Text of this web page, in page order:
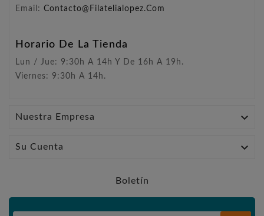
Email: Contacto@filatelialopez.com
Horario De La Tienda
Lun / Jue: 9:30h A 14h Y De 16h A 19h.
Viernes: 9:30h A 14h.
Nuestra Empresa 
Su Cuenta 
Boletín